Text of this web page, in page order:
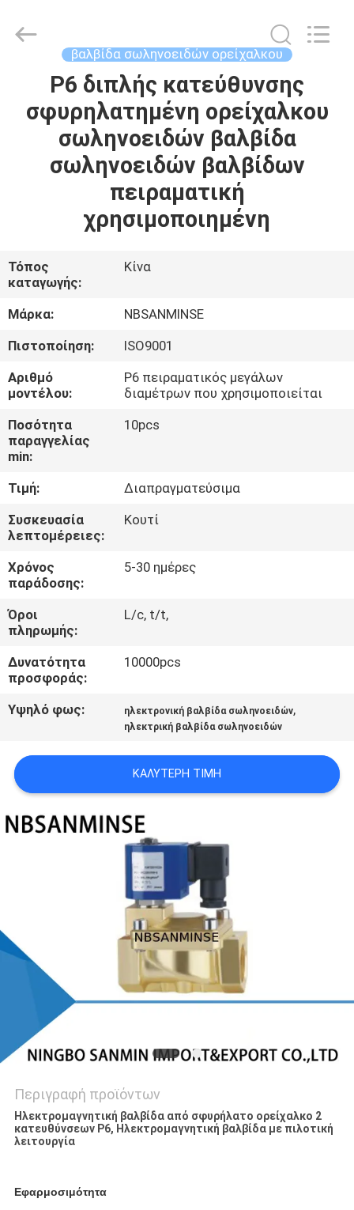
ΣΠΊΤΙ
ΠΡΟΪΌΝΤΑ
ΓΎΡΟΣ
ΕΡΓΟΣΤΑΣΊΩΝ
ΠΟΙΟΤΙΚΌΣ
ΈΛΕΓΧΟΣ
ΜΑΣ
ΕΛΆΤΕ
ΕΠΑΦΉ
ΜΕ
ΕΙΔΉΣΕΙΣ
ΖΗΤΉΣΤΕ
ΈΝΑ
ΑΠΌΣΠΑΣΜΑ
ΠΟΛΙΤΙΚΉ
ΑΠΟΡΡΉΤΟΥ
Export
βαλβίδα σωληνοειδών ορείχαλκου
P6 διπλής κατεύθυνσης
σφυρηλατημένη ορείχαλκου
σωληνοειδών βαλβίδα
σωληνοειδών βαλβίδων
πειραματική
χρησιμοποιημένη
Τόπος
καταγωγής:
Κίνα
Μάρκα:
NBSANMINSE
Πιστοποίηση:
ISO9001
Αριθμό
μοντέλου:
P6 πειραματικός μεγάλων
διαμέτρων που χρησιμοποιείται
Ποσότητα
παραγγελίας
min:
10pcs
Τιμή:
Διαπραγματεύσιμα
Συσκευασία
λεπτομέρειες:
Κουτί
Χρόνος
παράδοσης:
5-30 ημέρες
Όροι
πληρωμής:
L/c, t/t,
Δυνατότητα
προσφοράς:
10000pcs
Υψηλό φως: ηλεκτρονική βαλβίδα σωληνοειδών,
ηλεκτρική βαλβίδα σωληνοειδών
ΚΑΛΎΤΕΡΗ ΤΙΜΉ
Περιγραφή προϊόντων
Ηλεκτρομαγνητική βαλβίδα από σφυρήλατο ορείχαλκο 2
κατευθύνσεων P6, Ηλεκτρομαγνητική βαλβίδα με πιλοτική
λειτουργία
Εφαρμοσιμότητα